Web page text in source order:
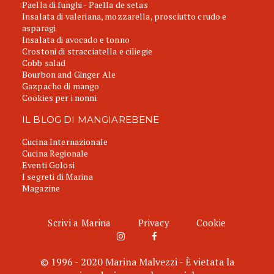
Paella di funghi - Paella de setas
Insalata di valeriana, mozzarella, prosciutto crudo e
asparagi
Insalata di avocado e tonno
Crostoni di stracciatella e ciliegie
Cobb salad
Bourbon and Ginger Ale
Gazpacho di mango
Cookies per i nonni
IL BLOG DI MANGIAREBENE
Cucina Internazionale
Cucina Regionale
Eventi Golosi
I segreti di Marina
Magazine
Scrivi a Marina Privacy Cookie
© 1996 - 2020 Marina Malvezzi - È vietata la